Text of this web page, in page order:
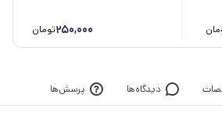
250,000تومان
دیدگاه‌ها پرسش‌ها